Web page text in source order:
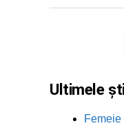
Ultimele